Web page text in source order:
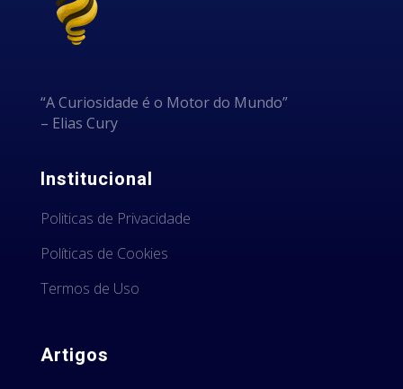
“A Curiosidade é o Motor do Mundo”
– Elias Cury
Institucional
Politicas de Privacidade
Políticas de Cookies
Termos de Uso
Artigos